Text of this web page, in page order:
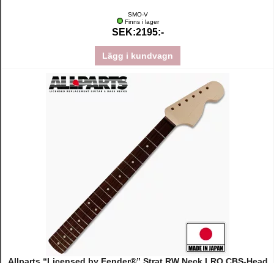
SMO-V
Finns i lager
SEK:2195:-
Lägg i kundvagn